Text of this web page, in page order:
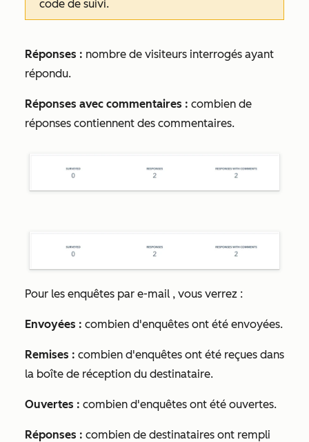
code de suivi.
Réponses : nombre de visiteurs interrogés ayant
répondu.
Réponses avec commentaires : combien de
réponses contiennent des commentaires.
Pour les enquêtes par e-mail , vous verrez :
Envoyées : combien d'enquêtes ont été envoyées.
Remises : combien d'enquêtes ont été reçues dans
la boîte de réception du destinataire.
Ouvertes : combien d'enquêtes ont été ouvertes.
Réponses : combien de destinataires ont rempli